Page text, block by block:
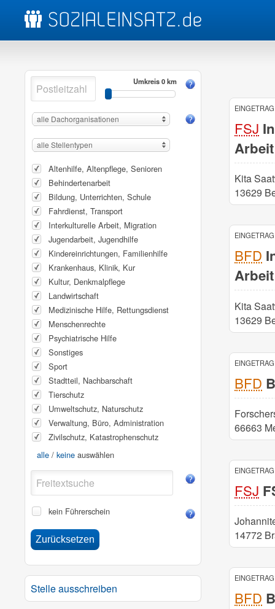
Umkreis 0 km
alle Dachorganisationen
alle Stellentypen
Altenhilfe, Altenpflege, Senioren
Behindertenarbeit
Bildung, Unterrichten, Schule
Fahrdienst, Transport
Interkulturelle Arbeit, Migration
Jugendarbeit, Jugendhilfe
Kindereinrichtungen, Familienhilfe
Krankenhaus, Klinik, Kur
Kultur, Denkmalpflege
Landwirtschaft
Medizinische Hilfe, Rettungsdienst
Menschenrechte
Psychiatrische Hilfe
Sonstiges
Sport
Stadtteil, Nachbarschaft
Tierschutz
Umweltschutz, Naturschutz
Verwaltung, Büro, Administration
Zivilschutz, Katastrophenschutz
alle / keine auswählen
kein Führerschein
Stelle ausschreiben
FSJ
Kita
13629
BFD
Kita
13629
BFD
66663
FSJ
14772
BFD